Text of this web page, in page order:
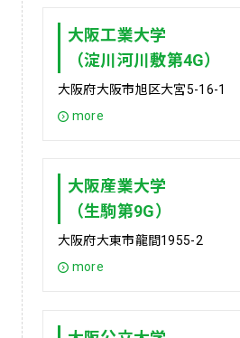
大阪工業大学
（淀川河川敷第4G）
大阪府大阪市旭区大宮5-16-1
more
大阪産業大学
（生駒第9G）
大阪府大東市龍間1955-2
more